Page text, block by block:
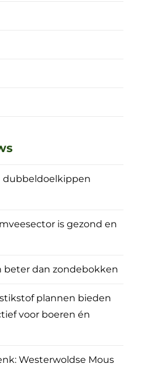
dubbeldoelkippen
is gezond en
beter dan zondebokken
plannen bieden
voor boeren én
Westerwoldse Mous